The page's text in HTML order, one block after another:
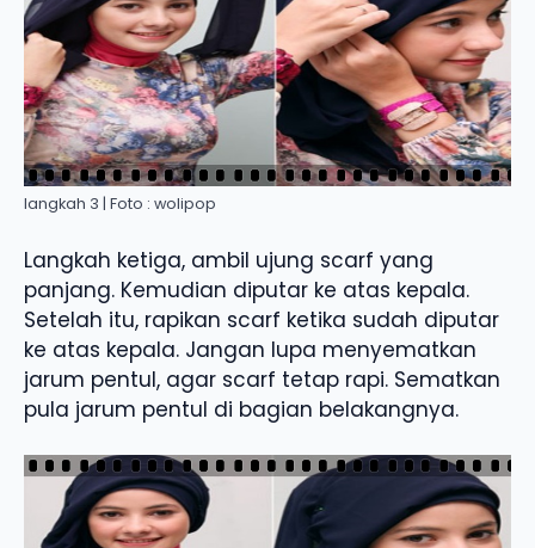
langkah 3 | Foto : wolipop
Langkah ketiga, ambil ujung scarf yang
panjang. Kemudian diputar ke atas kepala.
Setelah itu, rapikan scarf ketika sudah diputar
ke atas kepala. Jangan lupa menyematkan
jarum pentul, agar scarf tetap rapi. Sematkan
pula jarum pentul di bagian belakangnya.